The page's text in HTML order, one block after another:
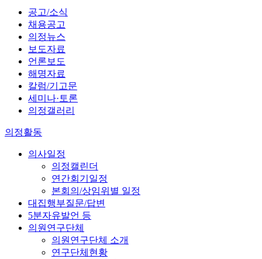
공고/소식
채용공고
의정뉴스
보도자료
언론보도
해명자료
칼럼/기고문
세미나·토론
의정갤러리
의정활동
의사일정
의정캘린더
연간회기일정
본회의/상임위별 일정
대집행부질문/답변
5분자유발언 등
의원연구단체
의원연구단체 소개
연구단체현황